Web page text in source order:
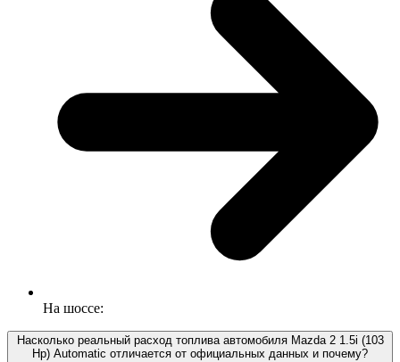
На шоссе:
Насколько реальный расход топлива автомобиля Mazda 2 1.5i (103
Hp) Automatic отличается от официальных данных и почему?